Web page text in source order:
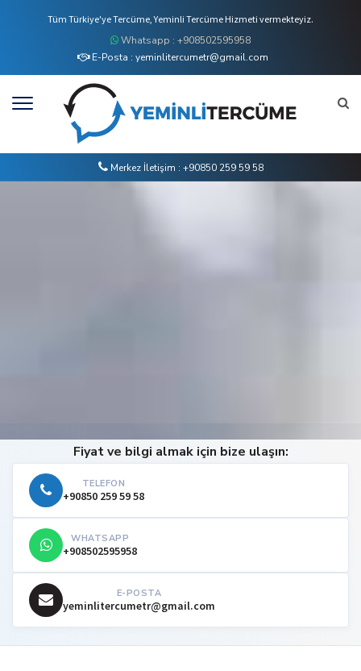
Tüm Türkiye'ye Tercüme, Yeminli Tercüme Hizmeti vermekteyiz.
Whatsapp : +908502595958
E-Posta : yeminlitercumetr@gmail.com
Merkez İletişim : +90850 259 59 58
Fiyat ve bilgi almak için bize ulaşın:
TELEFON
+90850 259 59 58
WHATSAPP
+908502595958
E-POSTA
yeminlitercumetr@gmail.com